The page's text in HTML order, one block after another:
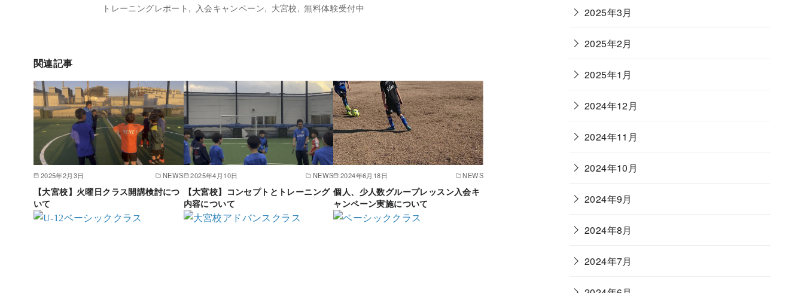
トレーニングレポート
入会キャンペーン 大宮校 無料体験受付中
関連記事
2025年2月3日 NEWS
【大宮校】火曜日クラス開講検討につ
いて
2025年4月10日 NEWS
【大宮校】コンセプトとトレーニング
内容について
2024年6月18日 NEWS
個人、少人数グループレッスン入会キ
ャンペーン実施について
2025年3月
2025年2月
2025年1月
2024年12月
2024年11月
2024年10月
2024年9月
2024年8月
2024年7月